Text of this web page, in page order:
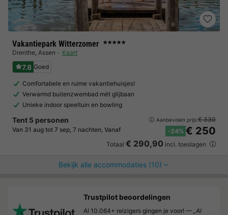
Vakantiepark Witterzomer ★★★★★
Drenthe, Assen Kaart
7.8 Goed
Comfortabele en ruime vakantiehuisjes!
Verwarmd buitenzwembad mét glijbaan
Unieke indoor speeltuin en bowling
Tent 5 personen
Van 31 aug tot 7 sep, 7 nachten, Vanaf
Aanbevolen prijs:€ 330
-24% € 250
Totaal € 290,90 incl. toeslagen
Bekijk alle accommodaties (10)
Trustpilot beoordelingen
Al 10.064+ reizigers gingen je voor! — „Al